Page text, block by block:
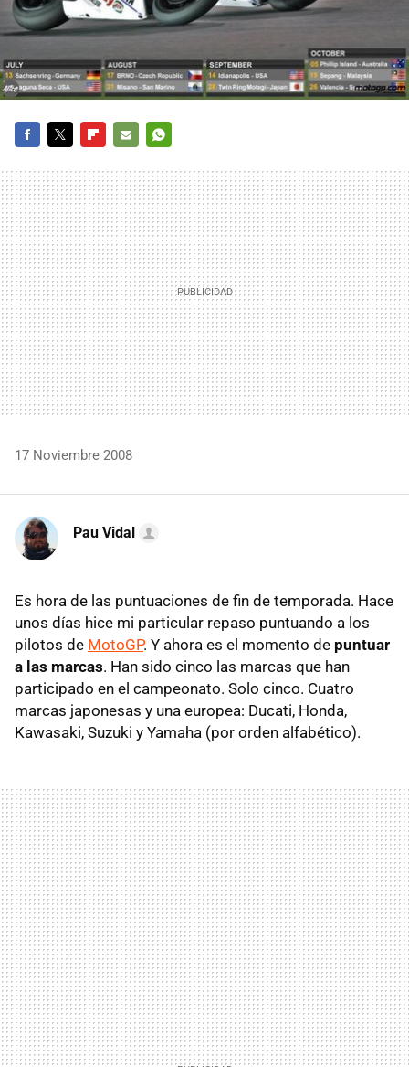
MAIL
17 Noviembre 2008
Pau Vidal
Es hora de las puntuaciones de fin de temporada. Hace
unos días hice mi particular repaso puntuando a los
pilotos de MotoGP. Y ahora es el momento de puntuar
a las marcas. Han sido cinco las marcas que han
participado en el campeonato. Solo cinco. Cuatro
marcas japonesas y una europea: Ducati, Honda,
Kawasaki, Suzuki y Yamaha (por orden alfabético).